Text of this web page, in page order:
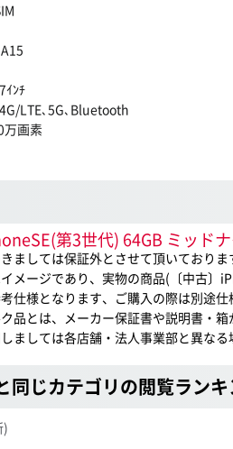
ｲﾝﾁ
LTE､5G､Bluetooth
万画素
第3世代) 64GB ミッ
ましては保証外とさせて頂いておりま
メージであり、実物の商品(〔中古〕
仕様となります、ご購入の際は別途仕
品とは、メーカー保証書や説明書・箱
ましては各店舗・法人事業部と異なる
同じカテゴリの閲覧ラン
)